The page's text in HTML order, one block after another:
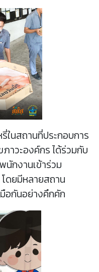
ในสถานที่ประกอบการ
าวะองค์กร ได้ร่วมกับ
กงานเข้าร่วม
โดยมีหลายสถาน
อกันอย่างคึกคัก